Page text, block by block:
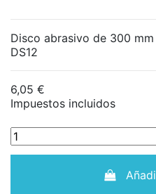
Disco abrasivo de 300
DS12
6,05 €
Impuestos incluidos